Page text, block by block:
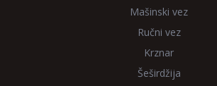
Mašinski vez
Ručni vez
Krznar
Šeširdžija